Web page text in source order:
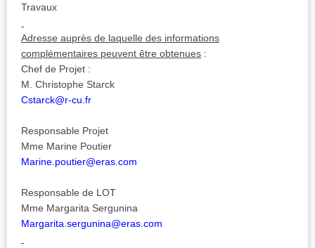
Travaux
Adresse auprès de laquelle des informations
complémentaires peuvent être obtenues :
Chef de Projet :
M. Christophe Starck
Cstarck@r-cu.fr
Responsable Projet
Mme Marine Poutier
Marine.poutier@eras.com
Responsable de LOT
Mme Margarita Sergunina
Margarita.sergunina@eras.com